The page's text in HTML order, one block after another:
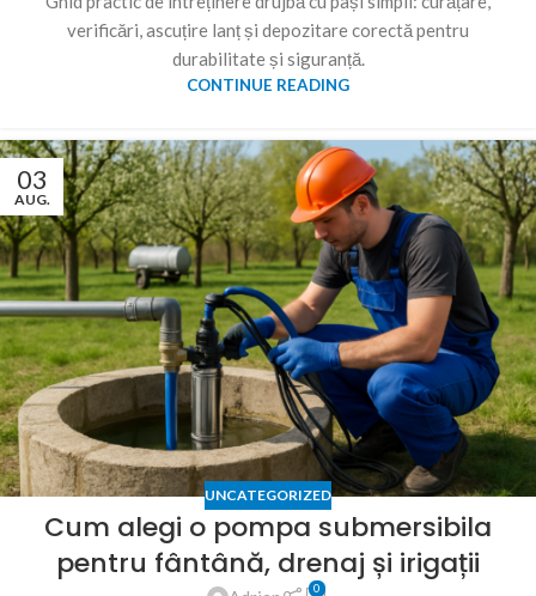
verificări, ascuțire lanț și depozitare corectă pentru
durabilitate și siguranță.
CONTINUE READING
03
AUG.
UNCATEGORIZED
Cum alegi o pompa submersibila
pentru fântână, drenaj și irigații
0